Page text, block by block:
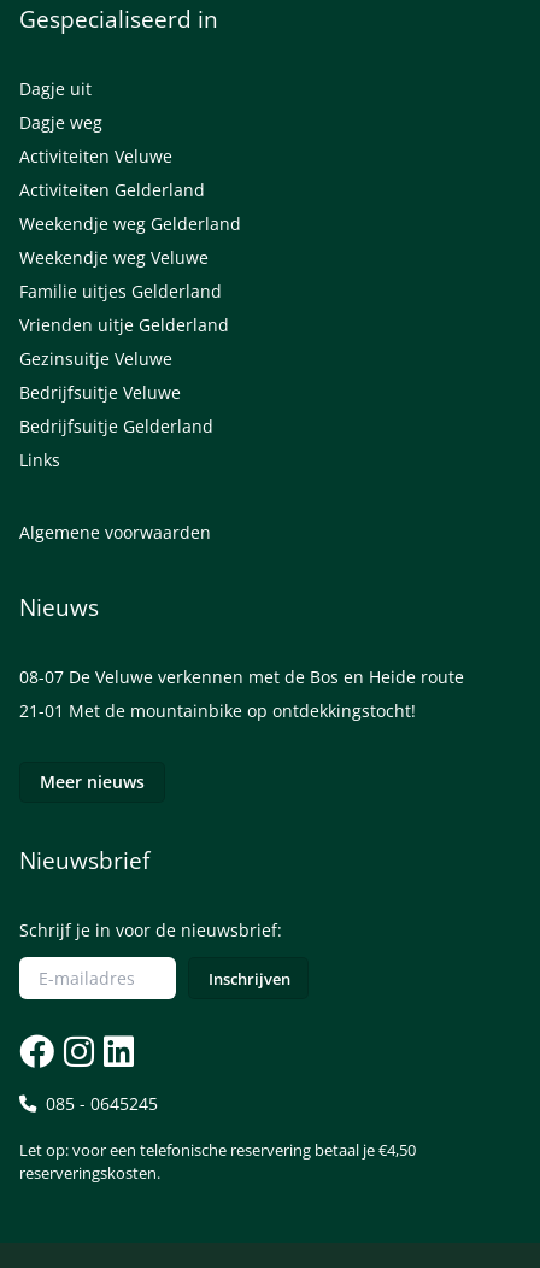
Gespecialiseerd in
Dagje uit
Dagje weg
Activiteiten Veluwe
Activiteiten Gelderland
Weekendje weg Gelderland
Weekendje weg Veluwe
Familie uitjes Gelderland
Vrienden uitje Gelderland
Gezinsuitje Veluwe
Bedrijfsuitje Veluwe
Bedrijfsuitje Gelderland
Links
Algemene voorwaarden
Nieuws
08-07 De Veluwe verkennen met de Bos en Heide route
21-01 Met de mountainbike op ontdekkingstocht!
Meer nieuws
Nieuwsbrief
Schrijf je in voor de nieuwsbrief:
085 - 0645245
Let op: voor een telefonische reservering betaal je €4,50
reserveringskosten.